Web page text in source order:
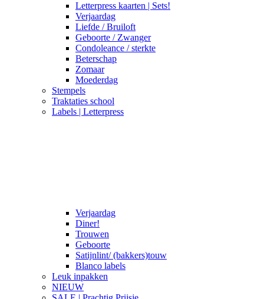
Letterpress kaarten | Sets!
Verjaardag
Liefde / Bruiloft
Geboorte / Zwanger
Condoleance / sterkte
Beterschap
Zomaar
Moederdag
Stempels
Traktaties school
Labels | Letterpress
Verjaardag
Diner!
Trouwen
Geboorte
Satijnlint/ (bakkers)touw
Blanco labels
Leuk inpakken
NIEUW